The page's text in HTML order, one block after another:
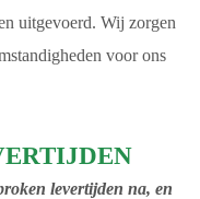
uitgevoerd. Wij zorgen
voor ons
levertijden na, en